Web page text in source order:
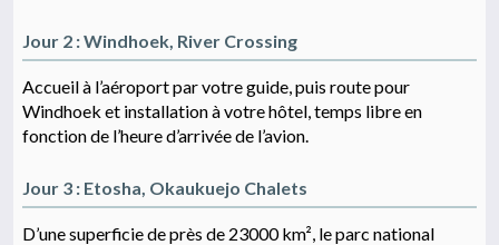
Jour 2 : Windhoek, River Crossing
Accueil à l’aéroport par votre guide, puis route pour
Windhoek et installation à votre hôtel, temps libre en
fonction de l’heure d’arrivée de l’avion.
Jour 3 : Etosha, Okaukuejo Chalets
D’une superficie de près de 23000 km², le parc national